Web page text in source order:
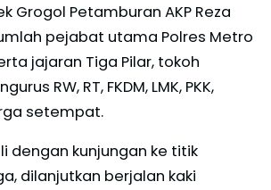
Grogol Petamburan AKP Reza
pejabat utama Polres Metro
jajaran Tiga Pilar, tokoh
RW, RT, FKDM, LMK, PKK,
setempat.
dengan kunjungan ke titik
dilanjutkan berjalan kaki